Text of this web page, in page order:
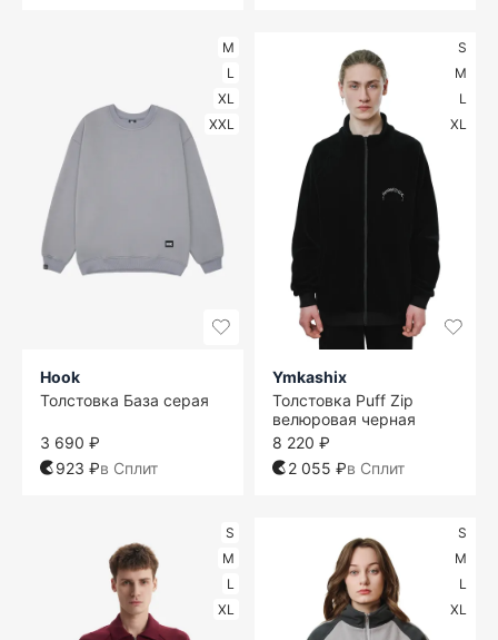
M
L
XL
XXL
Hook
Толстовка База серая
3 690 ₽
923 ₽в Сплит
S
M
L
XL
Ymkashix
Толстовка Puff Zip
велюровая черная
8 220 ₽
2 055 ₽в Сплит
S
M
L
XL
S
M
L
XL